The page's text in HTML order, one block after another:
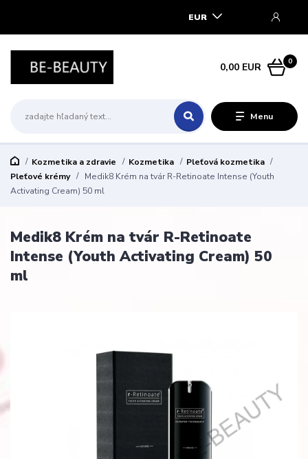
Menu
EUR
0
0,00 EUR
Kozmetika a zdravie Kozmetika
Pleťová kozmetika
Pleťové krémy
Medik8 Krém na tvár R-Retinoate Intense (Youth
Activating Cream) 50 ml
Medik8 Krém na tvár R-Retinoate
Intense (Youth Activating Cream) 50
ml